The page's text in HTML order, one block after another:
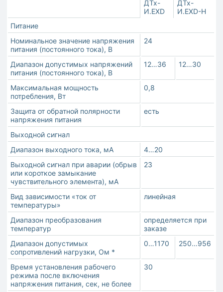
ДТх-
И.EXD
ДТх-
И.EXD-H
Питание
Номинальное значение напряжения
питания (постоянного тока), В
24
Диапазон допустимых напряжений
питания (постоянного тока), В
12…36 12…30
Максимальная мощность
потребления, Вт
0,8
Защита от обратной полярности
напряжения питания
есть
Выходной сигнал
Диапазон выходного тока, мА
4…20
Выходной сигнал при аварии (обрыв
или короткое замыкание
чувствительного элемента), мА
23
Вид зависимости «ток от
температуры»
линейная
Диапазон преобразования
температур
определяется при
заказе
Диапазон допустимых
сопротивлений нагрузки, Ом *
0…1170 250…956
Время установления рабочего
режима после включения
напряжения питания, сек, не более
30